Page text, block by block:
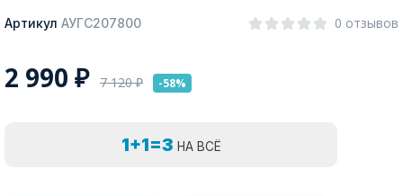
Артикул АУГС207800 0 отзывов
2 990 ₽ 7 120₽ -58%
1+1=3 НА ВСЁ